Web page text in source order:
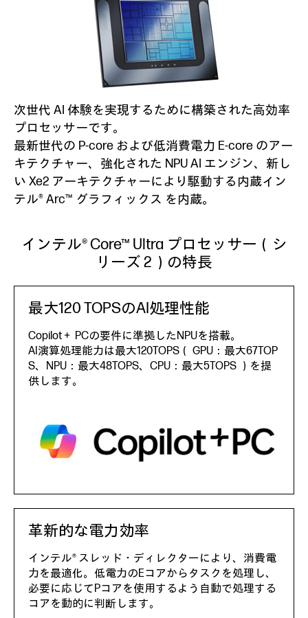
次世代 AI 体験を実現するために構築された高効率
プロセッサーです。
最新世代の P-core および低消費電力 E-core のアー
キテクチャー、強化された NPU AI エンジン、新し
い Xe2 アーキテクチャーにより駆動する内蔵イン
テル® Arc™ グラフィックス を内蔵。
インテル® Core™ Ultra プロセッサー（シ
リーズ 2）の特長
最大120 TOPSのAI処理性能
Copilot＋ PCの要件に準拠したNPUを搭載。
AI演算処理能力は最大120TOPS（ GPU：最大67TOP
S、NPU：最大48TOPS、CPU：最大5TOPS ）を提
供します。
革新的な電力効率
インテル® スレッド・ディレクターにより、消費電
力を最適化。低電力のEコアからタスクを処理し、
必要に応じてPコアを使用するよう自動で処理する
コアを動的に判断します。